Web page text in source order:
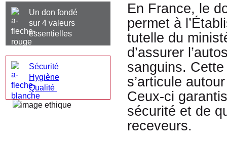
Un don fondé
sur 4 valeurs
essentielles
Sécurité
Hygiène
Qualité
En France, le
permet à
tutelle du
d’assurer
sanguins.
s’articule
Ceux-ci
sécurité et de
receveurs.